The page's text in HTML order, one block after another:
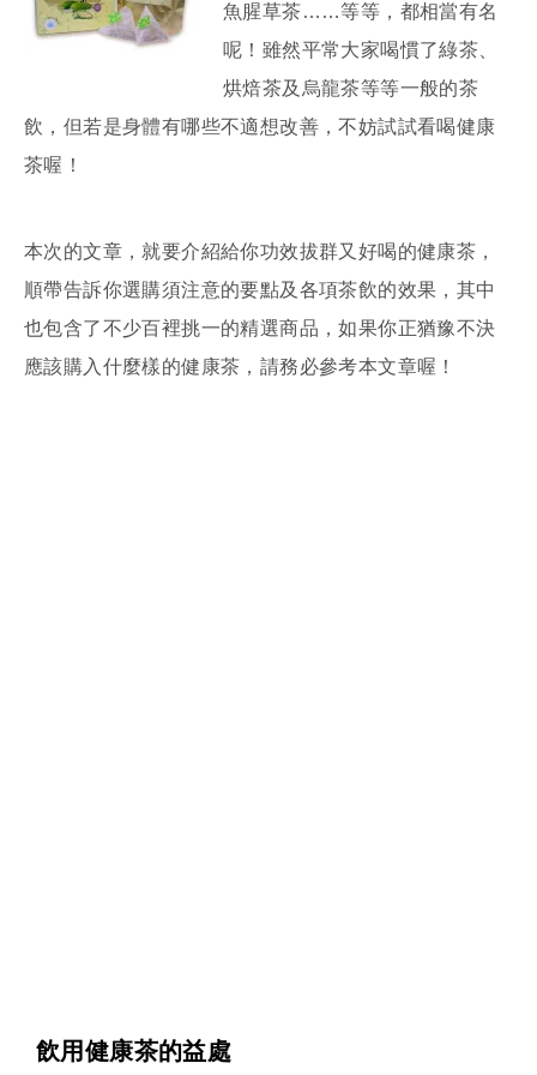
魚腥草茶……等等，都相當有名
呢！雖然平常大家喝慣了綠茶、
烘焙茶及烏龍茶等等一般的茶
飲，但若是身體有哪些不適想改善，不妨試試看喝健康
茶喔！
本次的文章，就要介紹給你功效拔群又好喝的健康茶，
順帶告訴你選購須注意的要點及各項茶飲的效果，其中
也包含了不少百裡挑一的精選商品，如果你正猶豫不決
應該購入什麼樣的健康茶，請務必參考本文章喔！
飲用健康茶的益處